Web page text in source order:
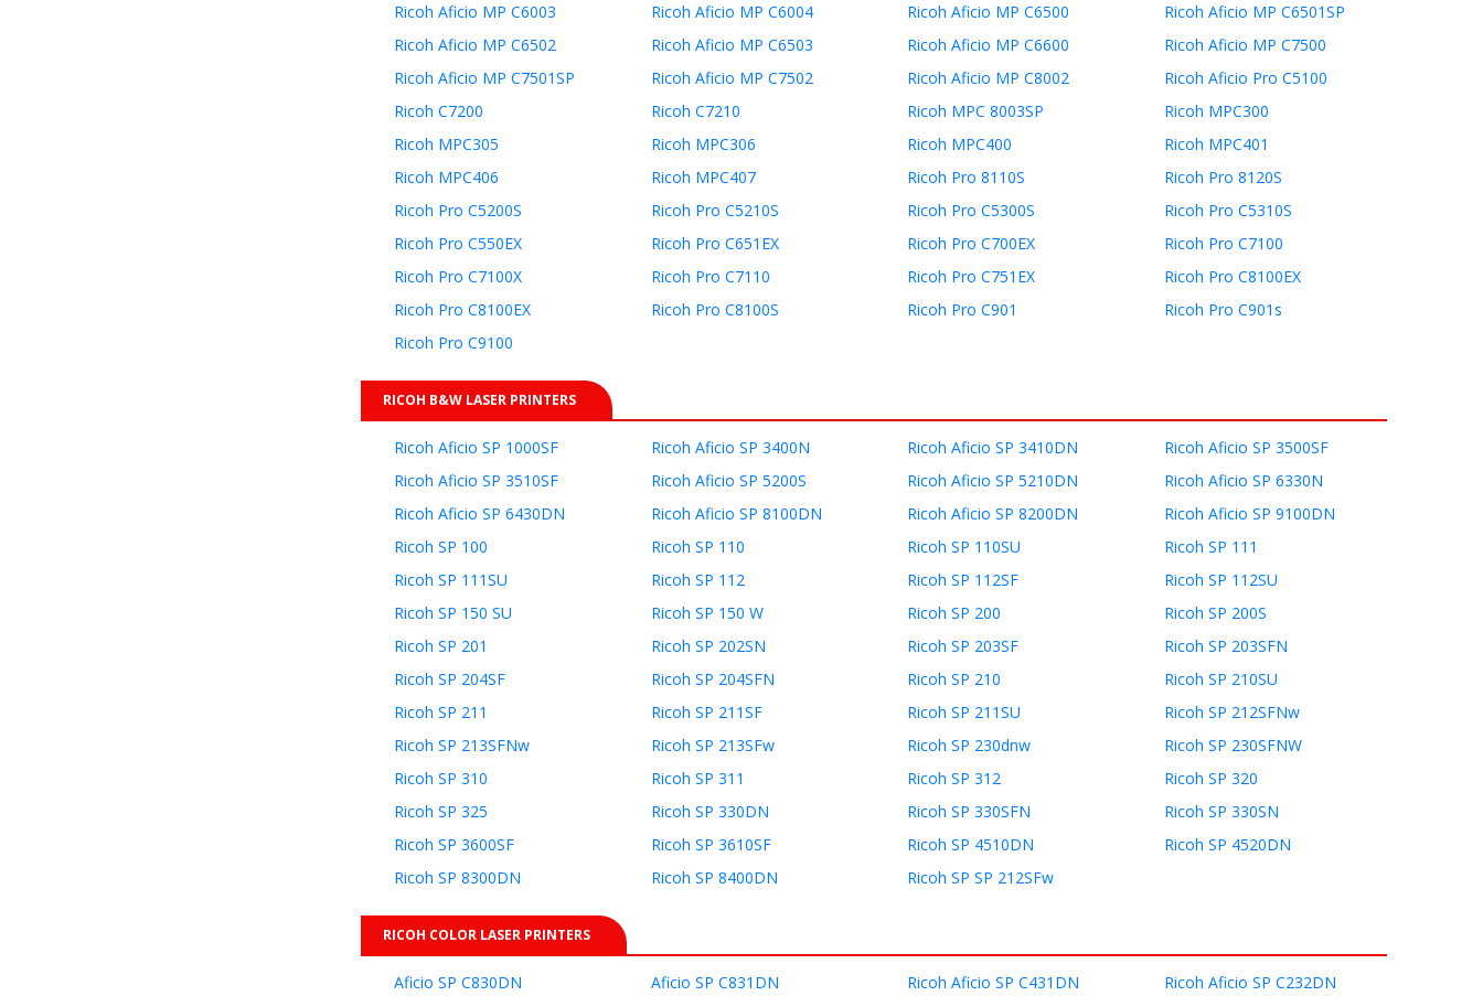
Ricoh Aficio MP C6003
Ricoh Aficio MP C6004 Ricoh Aficio MP C6500
Ricoh Aficio MP C6501SP
Ricoh Aficio MP C6502
Ricoh Aficio MP C6503 Ricoh Aficio MP C6600
Ricoh Aficio MP C7500
Ricoh Aficio MP C7501SP
Ricoh Aficio MP C7502 Ricoh Aficio MP C8002
Ricoh Aficio Pro C5100
Ricoh C7200
Ricoh C7210 Ricoh MPC 8003SP
Ricoh MPC300
Ricoh MPC305
Ricoh MPC306 Ricoh MPC400
Ricoh MPC401
Ricoh MPC406
Ricoh MPC407 Ricoh Pro 8110S
Ricoh Pro 8120S
Ricoh Pro C5200S
Ricoh Pro C5210S Ricoh Pro C5300S
Ricoh Pro C5310S
Ricoh Pro C550EX
Ricoh Pro C651EX Ricoh Pro C700EX
Ricoh Pro C7100
Ricoh Pro C7100X
Ricoh Pro C7110 Ricoh Pro C751EX
Ricoh Pro C8100EX
Ricoh Pro C8100EX
Ricoh Pro C8100S Ricoh Pro C901
Ricoh Pro C901s
Ricoh Pro C9100
RICOH B&W LASER PRINTERS
Ricoh Aficio SP 1000SF Ricoh Aficio SP 3400N Ricoh Aficio SP 3410DN
Ricoh Aficio SP 3500SF
Ricoh Aficio SP 3510SF
Ricoh Aficio SP 5200S Ricoh Aficio SP 5210DN
Ricoh Aficio SP 6330N
Ricoh Aficio SP 6430DN
Ricoh Aficio SP 8100DN Ricoh Aficio SP 8200DN
Ricoh Aficio SP 9100DN
Ricoh SP 100
Ricoh SP 110 Ricoh SP 110SU
Ricoh SP 111
Ricoh SP 111SU
Ricoh SP 112 Ricoh SP 112SF
Ricoh SP 112SU
Ricoh SP 150 SU
Ricoh SP 150 W Ricoh SP 200
Ricoh SP 200S
Ricoh SP 201
Ricoh SP 202SN Ricoh SP 203SF
Ricoh SP 203SFN
Ricoh SP 204SF
Ricoh SP 204SFN Ricoh SP 210
Ricoh SP 210SU
Ricoh SP 211
Ricoh SP 211SF Ricoh SP 211SU
Ricoh SP 212SFNw
Ricoh SP 213SFNw
Ricoh SP 213SFw Ricoh SP 230dnw
Ricoh SP 230SFNW
Ricoh SP 310
Ricoh SP 311 Ricoh SP 312
Ricoh SP 320
Ricoh SP 325
Ricoh SP 330DN Ricoh SP 330SFN
Ricoh SP 330SN
Ricoh SP 3600SF
Ricoh SP 3610SF Ricoh SP 4510DN
Ricoh SP 4520DN
Ricoh SP 8300DN
Ricoh SP 8400DN Ricoh SP SP 212SFw
RICOH COLOR LASER PRINTERS
Aficio SP C830DN Aficio SP C831DN Ricoh Aficio SP C431DN
Ricoh Aficio SP C232DN